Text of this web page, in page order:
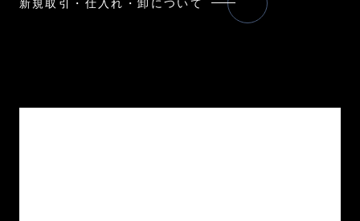
新規取引・仕入れ・卸について